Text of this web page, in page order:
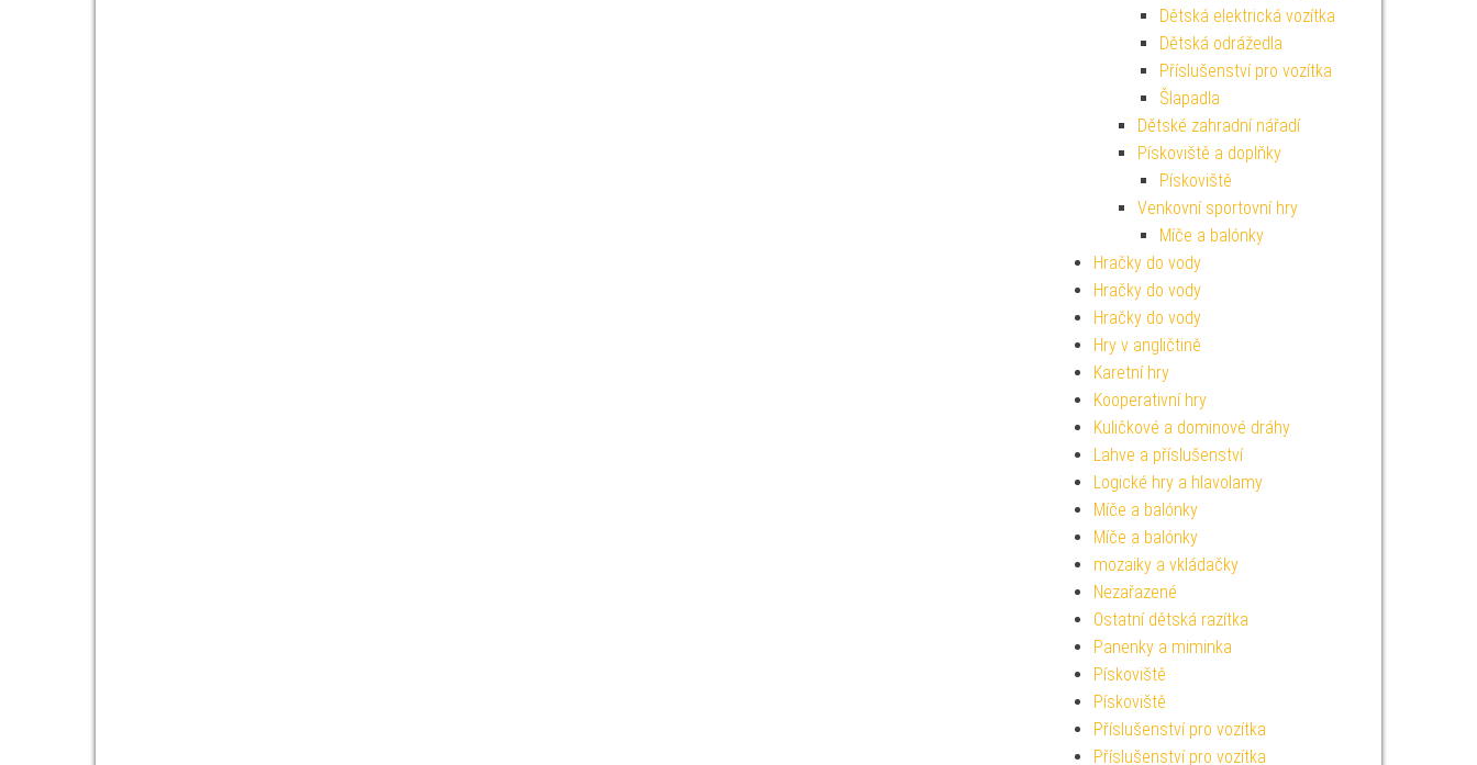
Dětská elektrická vozítka
Dětská odrážedla
Příslušenství pro vozítka
Šlapadla
Dětské zahradní nářadí
Pískoviště a doplňky
Pískoviště
Venkovní sportovní hry
Míče a balónky
Hračky do vody
Hračky do vody
Hračky do vody
Hry v angličtině
Karetní hry
Kooperativní hry
Kuličkové a dominové dráhy
Lahve a příslušenství
Logické hry a hlavolamy
Míče a balónky
Míče a balónky
mozaiky a vkládačky
Nezařazené
Ostatní dětská razítka
Panenky a miminka
Pískoviště
Pískoviště
Příslušenství pro vozítka
Příslušenství pro vozítka